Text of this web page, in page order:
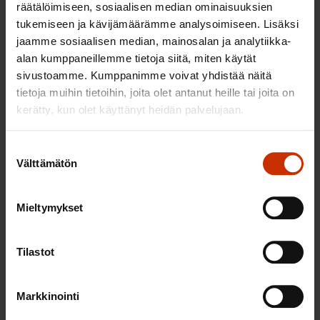
räätälöimiseen, sosiaalisen median ominaisuuksien
tukemiseen ja kävijämäärämme analysoimiseen. Lisäksi
jaamme sosiaalisen median, mainosalan ja analytiikka-
alan kumppaneillemme tietoja siitä, miten käytät
sivustoamme. Kumppanimme voivat yhdistää näitä
tietoja muihin tietoihin, joita olet antanut heille tai joita on
kerätty, kun olet käyttänyt heidän palvelujaan.
valinta
Välttämätön
Mieltymykset
Tilastot
Markkinointi
SAK:n hallitus: Työryhmät pelkkää
teatteria
4.9.2023 Uutiset
SAK:n Eloranta: Hallitus tuottaa omalla
järjestöllisen valmiuden kohottamisen